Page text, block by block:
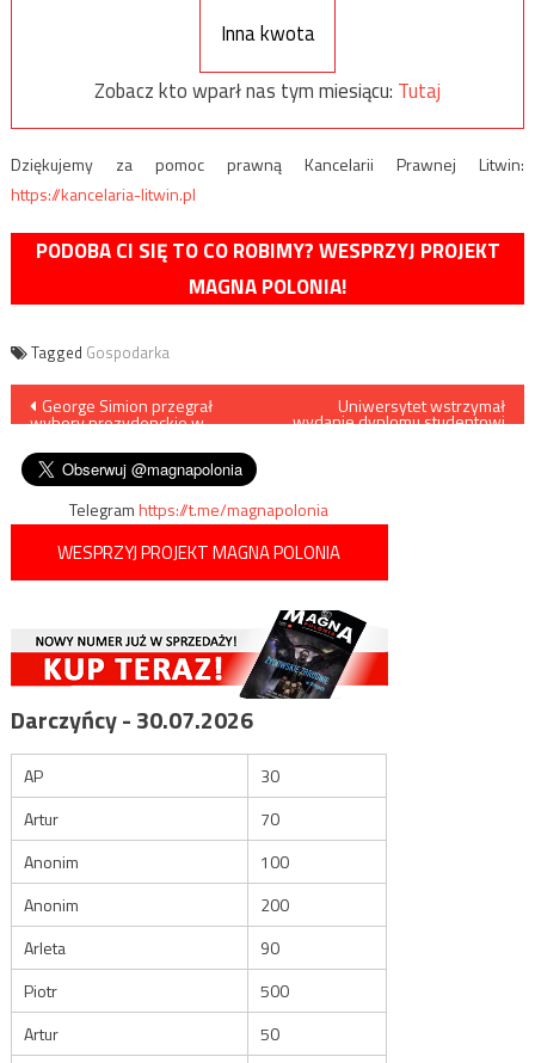
Inna kwota
Zobacz kto wparł nas tym miesiącu: Tutaj
Dziękujemy za pomoc prawną Kancelarii Prawnej Litwin:
https://kancelaria-litwin.pl
PODOBA CI SIĘ TO CO ROBIMY? WESPRZYJ PROJEKT
MAGNA POLONIA!
Tagged Gospodarka
Nawigacja
wpisu
George Simion przegrał
wybory prezydenckie w
Uniwersytet wstrzymał
wydanie dyplomu studentowi
Telegramhttps://t.me/magnapolonia
WESPRZYJ PROJEKT MAGNA POLONIA
Darczyńcy - 30.07.2026
AP
30
Artur
70
Anonim
100
Anonim
200
Arleta
90
Piotr
500
Artur
50